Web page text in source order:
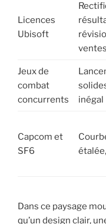
Licences
Ubisoft
ventes
Jeux de
combat
concurrents
inégal
Capcom et
SF6
Dans ce paysage
qu’un design clair,